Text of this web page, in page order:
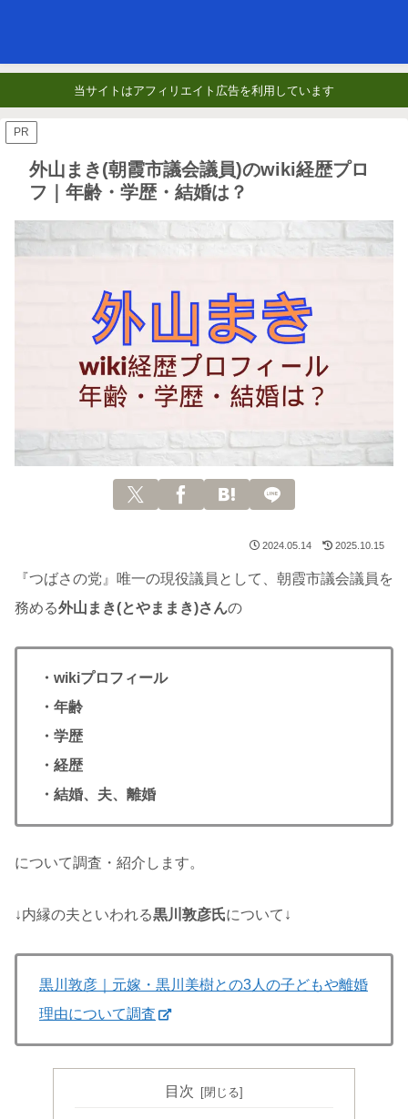
当サイトはアフィリエイト広告を利用しています
PR
外山まき(朝霞市議会議員)のwiki経歴プロ
フ｜年齢・学歴・結婚は？
2024.05.14 2025.10.15
『つばさの党』唯一の現役議員として、朝霞市議会議員を
務める外山まき(とやままき)さんの
・wikiプロフィール
・年齢
・学歴
・経歴
・結婚、夫、離婚
について調査・紹介します。
↓内縁の夫といわれる黒川敦彦氏について↓
黒川敦彦｜元嫁・黒川美樹との3人の子どもや離婚
理由について調査
目次